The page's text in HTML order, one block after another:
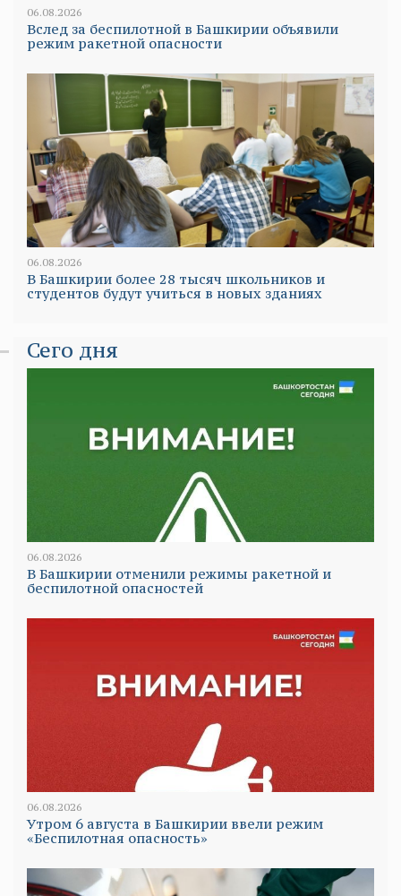
06.08.2026
Вслед за беспилотной в Башкирии объявили
режим ракетной опасности
06.08.2026
В Башкирии более 28 тысяч школьников и
студентов будут учиться в новых зданиях
Сего дня
06.08.2026
В Башкирии отменили режимы ракетной и
беспилотной опасностей
06.08.2026
Утром 6 августа в Башкирии ввели режим
«Беспилотная опасность»